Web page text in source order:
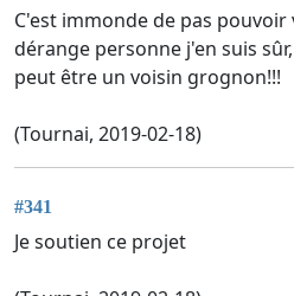
C'est immonde de pas
dérange personne j'en suis
peut être un voisin grognon!!!
(Tournai, 2019-02-18)
#341
Je soutien ce projet